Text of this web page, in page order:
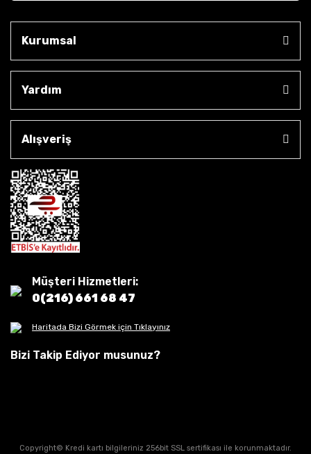
Kurumsal
Yardım
Alışveriş
Müşteri Hizmetleri:
0(216) 661 68 47
Haritada Bizi Görmek için Tıklayınız
Bizi Takip Ediyor musunuz?
Copyright© Kredi kartı bilgileriniz 256bit SSL sertifikası ile korunmaktadır.